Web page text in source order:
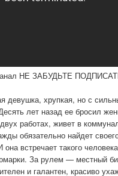
НЕ ЗАБУДЬТЕ
девушка, хрупкая, но с
лет назад ее бросил
работах, живет в
обязательно найдет
встречает такого
За рулем — местный
и галантен, красиво